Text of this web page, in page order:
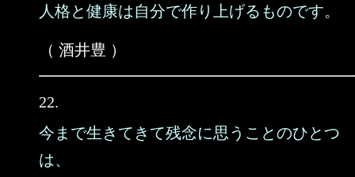
人格と健康は自分で作り上げるものです。
（ 酒井豊 ）
22.
今まで生きてきて残念に思うことのひとつ
は、